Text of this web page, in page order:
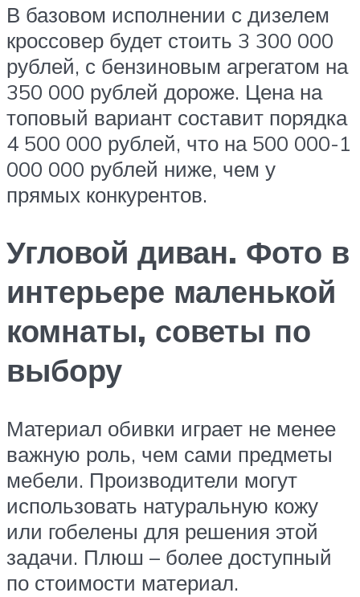
В базовом исполнении с дизелем
кроссовер будет стоить 3 300 000
рублей, с бензиновым агрегатом на
350 000 рублей дороже. Цена на
топовый вариант составит порядка
4 500 000 рублей, что на 500 000-1
000 000 рублей ниже, чем у
прямых конкурентов.
Угловой диван. Фото в
интерьере маленькой
комнаты, советы по
выбору
Материал обивки играет не менее
важную роль, чем сами предметы
мебели. Производители могут
использовать натуральную кожу
или гобелены для решения этой
задачи. Плюш – более доступный
по стоимости материал.